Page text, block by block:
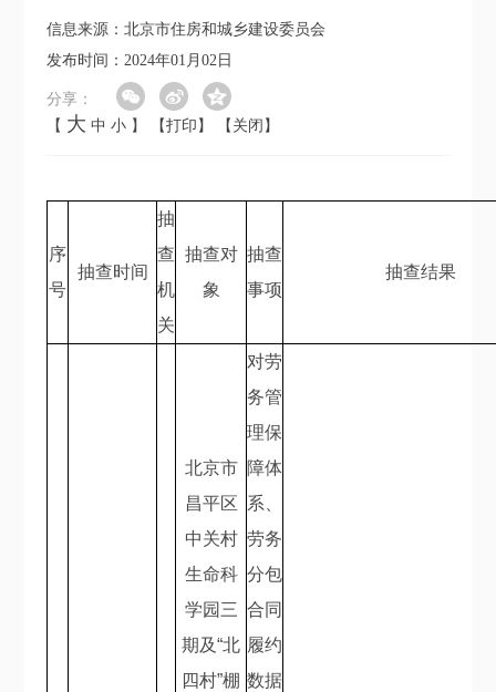
信息来源：北京市住房和城乡建设委员会
发布时间：2024年01月02日
分享：
【 大 中 小 】 【打印】 【关闭】
序
号
抽查时间
抽
查
机
关
抽查对
象
抽查
事项
抽查结果
北京市
昌平区
中关村
生命科
学园三
期及“北
四村”棚
对劳
务管
理保
障体
系、
劳务
分包
合同
履约
数据